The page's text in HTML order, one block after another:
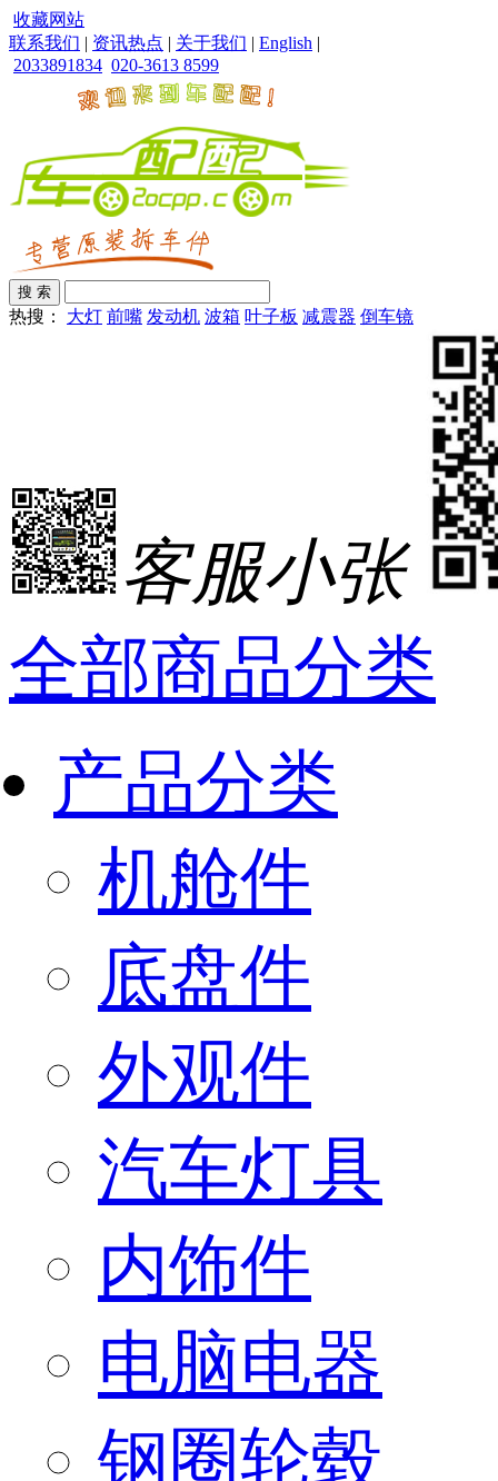
收藏网站
联系我们 | 资讯热点 | 关于我们 | English |
2033891834 020-3613 8599
热搜： 大灯 前嘴 发动机 波箱 叶子板 减震器 倒车镜
客服小张
全部商品分类
产品分类
机舱件
底盘件
外观件
汽车灯具
内饰件
电脑电器
钢圈轮毂